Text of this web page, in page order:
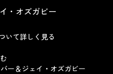
・オズガビー
いて詳しく見る
ー＆ジェイ・オズガビー